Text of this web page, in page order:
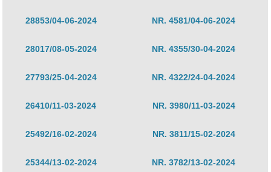
28853/04-06-2024 NR. 4581/04-06-2024
28017/08-05-2024 NR. 4355/30-04-2024
27793/25-04-2024 NR. 4322/24-04-2024
26410/11-03-2024 NR. 3980/11-03-2024
25492/16-02-2024 NR. 3811/15-02-2024
25344/13-02-2024 NR. 3782/13-02-2024